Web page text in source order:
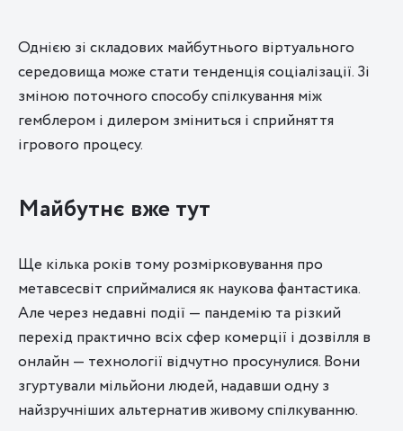
Однією зі складових майбутнього віртуального
середовища може стати тенденція соціалізації. Зі
зміною поточного способу спілкування між
гемблером і дилером зміниться і сприйняття
ігрового процесу.
Майбутнє вже тут
Ще кілька років тому розмірковування про
метавсесвіт сприймалися як наукова фантастика.
Але через недавні події — пандемію та різкий
перехід практично всіх сфер комерції і дозвілля в
онлайн — технології відчутно просунулися. Вони
згуртували мільйони людей, надавши одну з
найзручніших альтернатив живому спілкуванню.